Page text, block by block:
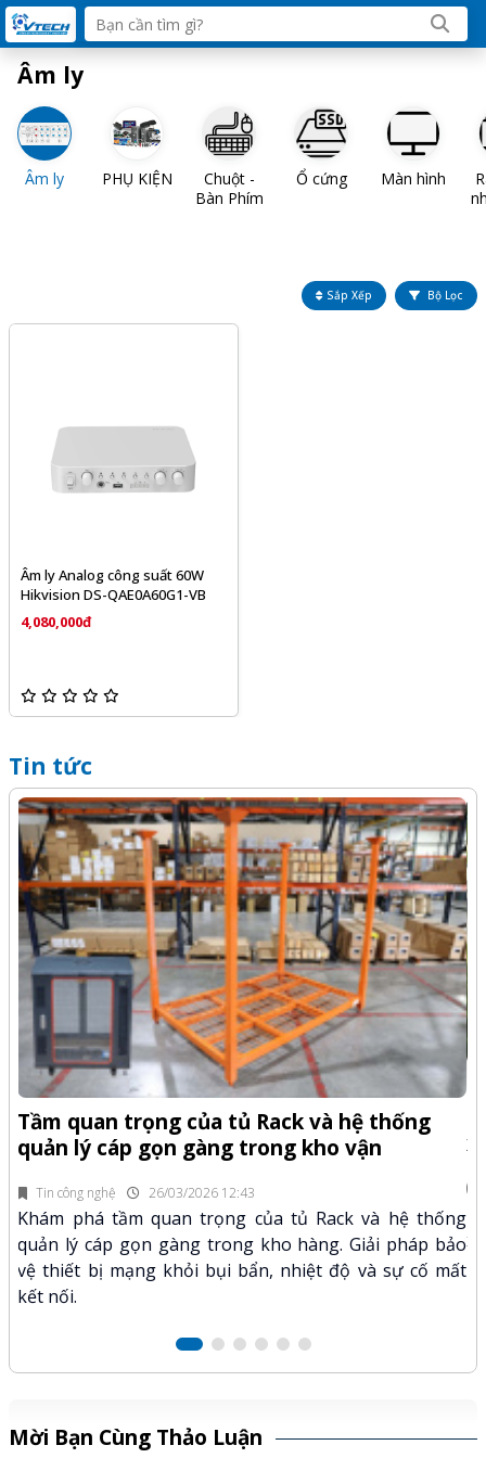
Âm ly
PHỤ KIỆN
Chuột -
Bàn Phím
Ổ cứng Màn hình
Âm ly
Sắp Xếp Bộ Lọc
Âm ly Analog công suất 60W
Hikvision DS-QAE0A60G1-VB
4,080,000đ
Tin tức
Tin công nghệ 26/03/2026 12:43
Tầm quan trọng của tủ Rack và hệ thống
quản lý cáp gọn gàng trong kho vận
Khám phá tầm quan trọng của tủ Rack và hệ thống
quản lý cáp gọn gàng trong kho hàng. Giải pháp bảo
vệ thiết bị mạng khỏi bụi bẩn, nhiệt độ và sự cố mất
kết nối.
Mời Bạn Cùng Thảo Luận